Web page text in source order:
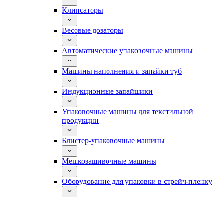
Клипсаторы
Весовые дозаторы
Автоматические упаковочные машины
Машины наполнения и запайки туб
Индукционные запайщики
Упаковочные машины для текстильной
продукции
Блистер-упаковочные машины
Мешкозашивочные машины
Оборудование для упаковки в стрейч-пленку